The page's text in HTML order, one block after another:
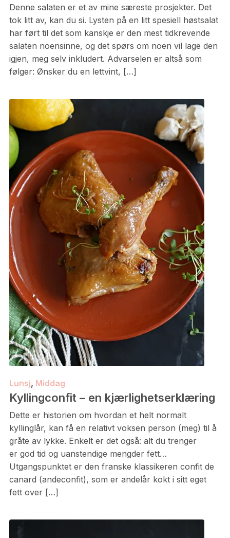
Denne salaten er et av mine særeste prosjekter. Det
tok litt av, kan du si. Lysten på en litt spesiell høstsalat
har ført til det som kanskje er den mest tidkrevende
salaten noensinne, og det spørs om noen vil lage den
igjen, meg selv inkludert. Advarselen er altså som
følger: Ønsker du en lettvint, […]
Lunsj, Middag
Kyllingconfit – en kjærlighetserklæring
Dette er historien om hvordan et helt normalt
kyllinglår, kan få en relativt voksen person (meg) til å
gråte av lykke. Enkelt er det også: alt du trenger
er god tid og uanstendige mengder fett…
Utgangspunktet er den franske klassikeren confit de
canard (andeconfit), som er andelår kokt i sitt eget
fett over […]